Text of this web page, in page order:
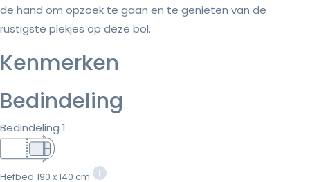
de hand om opzoek te gaan en te genieten van de
rustigste plekjes op deze bol.
Kenmerken
Bedindeling
Bedindeling 1
Hefbed 190 x 140 cm